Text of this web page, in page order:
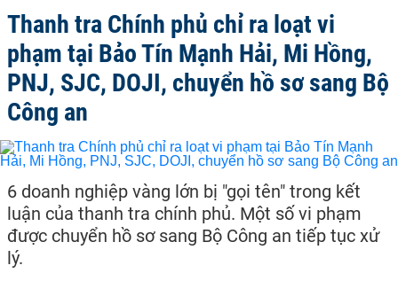
Thanh tra Chính phủ chỉ ra loạt vi
phạm tại Bảo Tín Mạnh Hải, Mi Hồng,
PNJ, SJC, DOJI, chuyển hồ sơ sang Bộ
Công an
6 doanh nghiệp vàng lớn bị "gọi tên" trong kết
luận của thanh tra chính phủ. Một số vi phạm
được chuyển hồ sơ sang Bộ Công an tiếp tục xử
lý.